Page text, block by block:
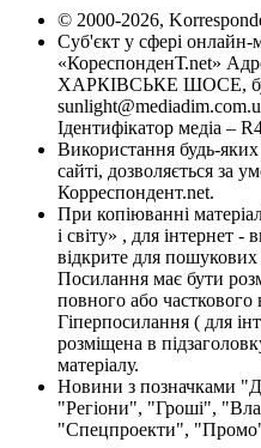
© 2000-2026,
Суб'єкт у сфері онлайн-
«КореспонденТ.net»
ХАРКІВСЬКЕ ШОСЕ,
Ідентифікатор медіа –
Використання будь-
сайті, дозволяється за
Корреспондент.net.
При копіюванні
і світу» , для інтернет -
відкрите для
Посилання має бути
повного або часткового
Гіперпосилання ( для
розміщена в
матеріалу.
Новини з позначками
"Регіони", "Гроші",
"Спецпроекти", "Промо"